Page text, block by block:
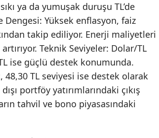
ya da yumuşak duruşu TL’de
Yüksek enflasyon, faiz
takip ediliyor. Enerji maliyetleri
artırıyor. Teknik Seviyeler: Dolar/TL
ise güçlü destek konumunda.
48,30 TL seviyesi ise destek olarak
portföy yatırımlarındaki çıkış
tahvil ve bono piyasasındaki